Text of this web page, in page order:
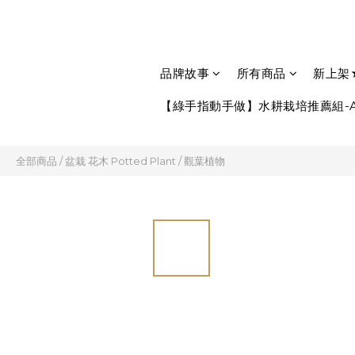
品牌故事 所有商品 新上
【綠手指動手做】水耕栽培推薦
全部商品 /盆栽 花木 Potted Plant /觀葉植物